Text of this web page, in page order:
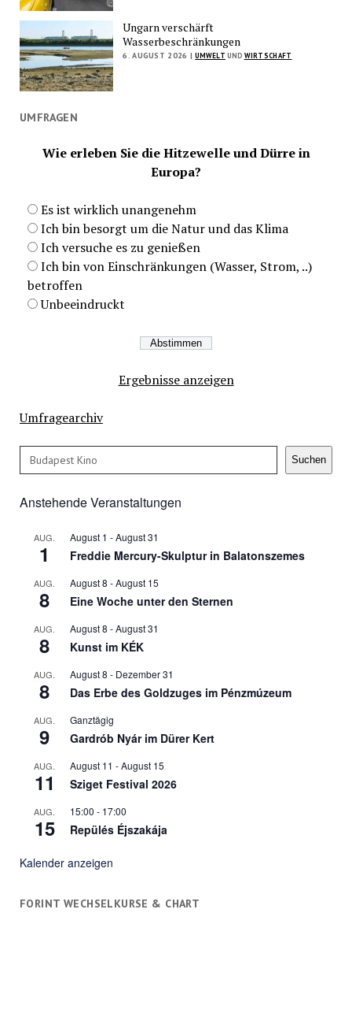
Ungarn verschärft
Wasserbeschränkungen
6. AUGUST 2026 | UMWELT UND WIRTSCHAFT
UMFRAGEN
Wie erleben Sie die Hitzewelle und Dürre in
Europa?
Es ist wirklich unangenehm
Ich bin besorgt um die Natur und das Klima
Ich versuche es zu genießen
Ich bin von Einschränkungen (Wasser, Strom, ..)
betroffen
Unbeeindruckt
Ergebnisse anzeigen
Umfragearchiv
Suchen Suchen
Anstehende Veranstaltungen
AUG.
1
August 1 -August 31
Freddie Mercury-Skulptur in Balatonszemes
AUG.
8
August 8 -August 15
Eine Woche unter den Sternen
AUG.
8
August 8 -August 31
Kunst im KÉK
AUG.
8
August 8 - Dezember 31
Das Erbe des Goldzuges im Pénzmúzeum
AUG.
9
Ganztägig
Gardrób Nyár im Dürer Kert
AUG.
11
August 11 -August 15
Sziget Festival 2026
AUG.
15
15:00 - 17:00
Repülés Éjszakája
Kalender anzeigen
FORINT WECHSELKURSE & CHART